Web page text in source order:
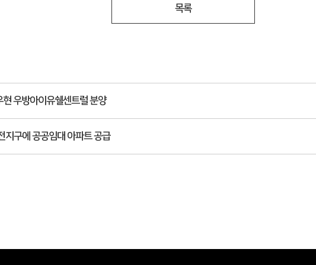
목록
현 우방아이유쉘센트럴 분양
지구에 공공임대 아파트 공급